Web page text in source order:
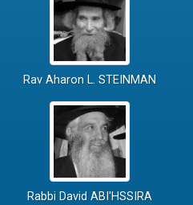
Rav Aharon L. STEINMAN
Rabbi David ABI'HSSIRA